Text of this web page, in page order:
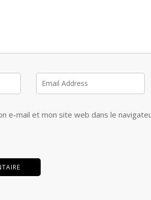
e-mail et mon site web dans le